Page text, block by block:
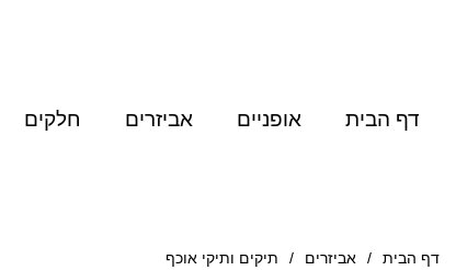
דף הבית אופניים אביזרים חלקים
דף הבית / אביזרים / תיקים ותיקי אוכף